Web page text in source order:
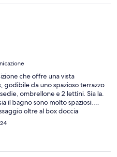
che offre una vista
godibile da uno spazioso terrazzo
ombrellone e 2 lettini. Sia la.
il bagno sono molto spaziosi....
oltre al box doccia
è davvero fornita di tutto, c'è
forno. L'alloggio dispone
ed asciugatrice....